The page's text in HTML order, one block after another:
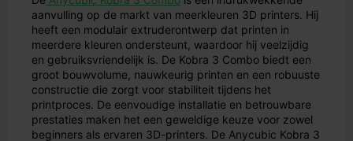
aanvulling op de markt van meerkleuren 3D printers. Hij
heeft een modulair extruderontwerp dat printen in
meerdere kleuren ondersteunt, waardoor hij veelzijdig
en gebruiksvriendelijk is. De Kobra 3 Combo biedt een
groot bouwvolume, nauwkeurig printen en een robuuste
constructie die zorgt voor stabiliteit tijdens het
printproces. De eenvoudige installatie en betrouwbare
prestaties maken het een geweldige keuze voor zowel
beginners als ervaren 3D-printers. De Anycubic Kobra 3